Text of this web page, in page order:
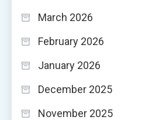
March 2026
February 2026
January 2026
December 2025
November 2025